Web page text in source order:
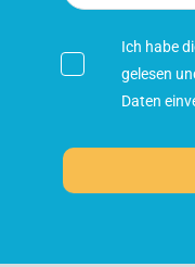
Ich habe
gelesen
Daten